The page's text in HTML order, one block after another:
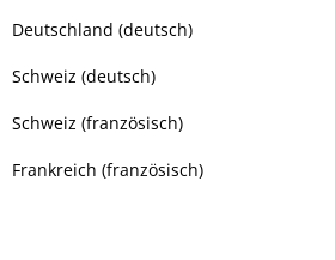
Deutschland (deutsch)
Schweiz (deutsch)
Schweiz (französisch)
Frankreich (französisch)